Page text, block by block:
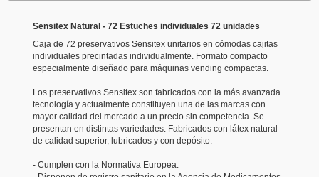
Sensitex Natural - 72 Estuches individuales 72 unidades
Caja de 72 preservativos Sensitex unitarios en cómodas cajitas
individuales precintadas individualmente. Formato compacto
especialmente diseñado para máquinas vending compactas.
Los preservativos Sensitex son fabricados con la más avanzada
tecnología y actualmente constituyen una de las marcas con
mayor calidad del mercado a un precio sin competencia. Se
presentan en distintas variedades. Fabricados con látex natural
de calidad superior, lubricados y con depósito.
- Cumplen con la Normativa Europea.